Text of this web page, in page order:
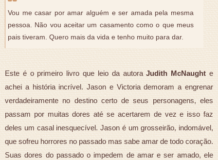
Vou me casar por amar alguém e ser amada pela mesma
pessoa. Não vou aceitar um casamento como o que meus
pais tiveram. Quero mais da vida e tenho muito para dar.
Este é o primeiro livro que leio da autoraJudith McNaught e
achei a história incrível. Jason e Victoria demoram a engrenar
verdadeiramente no destino certo de seus personagens, eles
passam por muitas dores até se acertarem de vez e isso faz
deles um casal inesquecível. Jason é um grosseirão, indomável,
que sofreu horrores no passado mas sabe amar de todo coração.
Suas dores do passado o impedem de amar e ser amado, ele